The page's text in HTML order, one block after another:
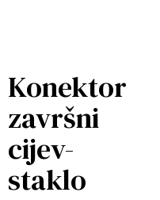
Konektor
završni
cijev-
staklo